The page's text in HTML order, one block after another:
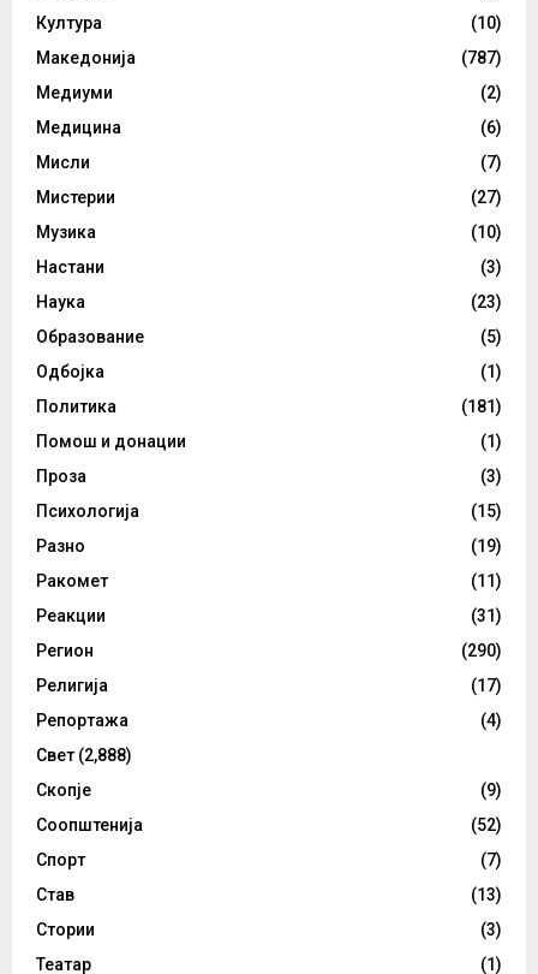
Култура
(10)
Македонија
(787)
Медиуми
(2)
Медицина
(6)
Мисли
(7)
Мистерии
(27)
Музика
(10)
Настани
(3)
Наука
(23)
Образование
(5)
Одбојка
(1)
Политика
(181)
Помош и донации
(1)
Проза
(3)
Психологија
(15)
Разно
(19)
Ракомет
(11)
Реакции
(31)
Регион
(290)
Религија
(17)
Репортажа
(4)
Свет (2,888)
Скопје
(9)
Соопштенија
(52)
Спорт
(7)
Став
(13)
Стории
(3)
Театар
(1)